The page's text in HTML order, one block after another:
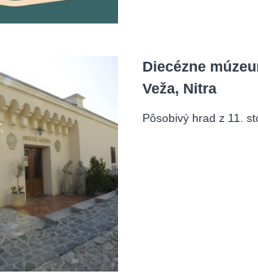
Diecézne
Veža, Nitra
Pôsobivý hrad z 11.